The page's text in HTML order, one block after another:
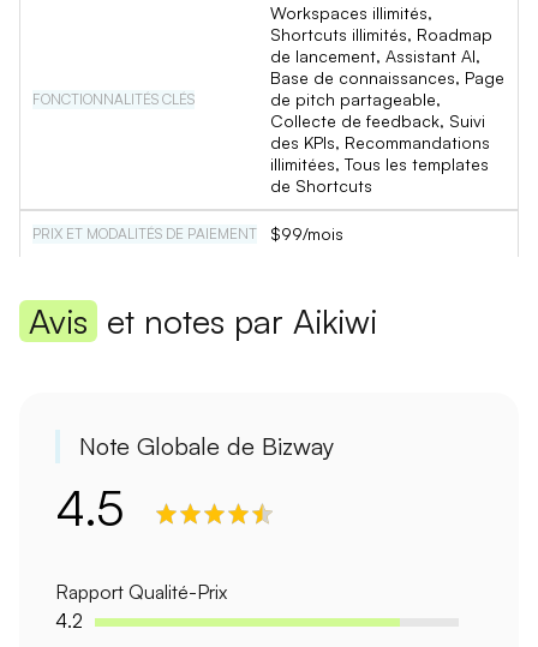
Workspaces illimités,
Shortcuts illimités, Roadmap
de lancement, Assistant AI,
Base de connaissances, Page
de pitch partageable,
Collecte de feedback, Suivi
des KPIs, Recommandations
illimitées, Tous les templates
de Shortcuts
$99/mois
Avis et notes par Aikiwi
Note Globale de Bizway
4.5
Rapport Qualité-Prix
4.2